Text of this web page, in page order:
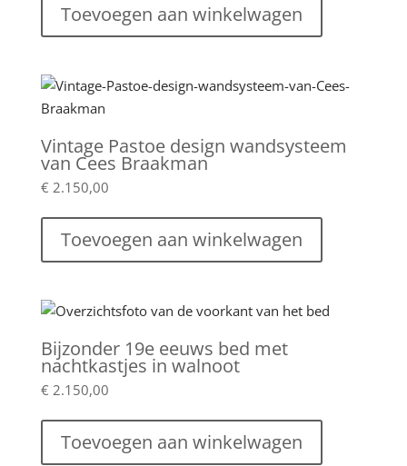
Toevoegen aan winkelwagen
Vintage Pastoe design wandsysteem
van Cees Braakman
€ 2.150,00
Toevoegen aan winkelwagen
Bijzonder 19e eeuws bed met
nachtkastjes in walnoot
€ 2.150,00
Toevoegen aan winkelwagen